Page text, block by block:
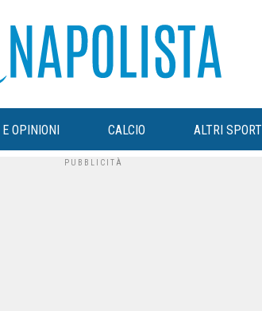
OPINIONI CALCIO ALTRI SPORT